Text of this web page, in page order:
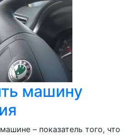
машину
– показатель того, что